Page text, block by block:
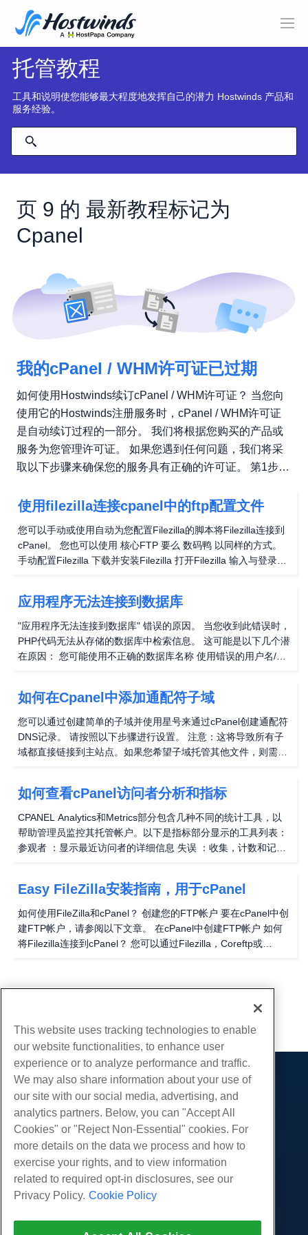
托管教程
工具和说明使您能够最大程度地发挥自己的潜力 Hostwinds 产品和
服务经验。
页 9 的 最新教程标记为
Cpanel
我的cPanel / WHM许可证已过期
如何使用Hostwinds续订cPanel / WHM许可证？ 当您向
使用它的Hostwinds注册服务时，cPanel / WHM许可证
是自动续订过程的一部分。 我们将根据您购买的产品或
服务为您管理许可证。 如果您遇到任何问题，我们将采
取以下步骤来确保您的服务具有正确的许可证。 第1步
：通过SSH登录到服务器（请参阅： 通过SSH连接到服
过尝试访问WHM或CPanel来解决。...
使用filezilla连接cpanel中的ftp配置文件
您可以手动或使用自动为您配置Filezilla的脚本将Filezilla连接到
cPanel。 您也可以使用 核心FTP 要么 数码鸭 以同样的方式。
手动配置Filezilla 下载并安装Filezilla 打开Filezilla 输入与登录
置Filezilla 下载并安装Filezilla 前往cPanel 转到文件管理器下的
FTP帐户 单击要连接的帐户旁边的配置FTP帐户...
应用程序无法连接到数据库
"应用程序无法连接到数据库" 错误的原因。 当您收到此错误时，
PHP代码无法从存储的数据库中检索信息。 这可能是以下几个潜
在原因： 您可能使用不正确的数据库名称 使用错误的用户名/密
现。 如何修复" 应用程序无法连接到数据库" 错误。 如果您收到
此数据库错误，您可以尝试这些步骤来解决此问题： 确保您在数
据库名称（USERNME_DATABASENAME）之前添加了MySQL
用户名...
如何在Cpanel中添加通配符子域
您可以通过创建简单的子域并使用星号来通过cPanel创建通配符
DNS记录。 请按照以下步骤进行设置。 注意：这将导致所有子
域都直接链接到主站点。如果您希望子域托管其他文件，则需要
子域 第三步： 在" 子域" 文本框中，输入星号" *" 符号 "*" 表示您
希望子域的所有文件（子目录）应用通配符DNS 第4步： 从" 下
拉列表" 中选择域名要关联通配符子域，然后按Tab To自动完成
文档根 步骤5：...
如何查看cPanel访问者分析和指标
CPANEL Analytics和Metrics部分包含几种不同的统计工具，以
帮助管理员监控其托管帐户。以下是指标部分显示的工具列表：
参观者 ：显示最近访问者的详细信息 失误 ：收集，计数和记录
从您的托管帐户访问的文件 Awstats ：Awstats通过关于您网站
访问者的视觉统计数据产生全面的信息 模拟统计 ：一个快速轻
薄的统计视图，总结了访问您网站的所有人，让您知道您的用户
来自哪里 Webalizer...
Easy FileZilla安装指南，用于cPanel
如何使用FileZilla和cPanel？ 创建您的FTP帐户 要在cPanel中创
建FTP帐户，请参阅以下文章。 在cPanel中创建FTP帐户 如何
将Filezilla连接到cPanel？ 您可以通过Filezilla，Coreftp或
设置文件的三个。如果您使用其他程序，您需要手动设置。 手动
产品展示
虚拟主机
企业主机
转销商托管
白标经销商
管理Linux VPS
非托管Linux VPS
管理Windows. VPS
服务
社区
产品资料
公司
关于我们
This website uses tracking technologies to enable
our website functionalities, to enhance user
experience or to analyze performance and traffic.
We may also share information about your use of
our site with our social media, advertising, and
analytics partners. Below, you can "Accept All
Cookies" or "Reject Non-Essential" cookies. For
more details on the data we process and how to
exercise your rights, and to view information
related to required opt-in disclosures, see our
Privacy Policy. Cookie Policy